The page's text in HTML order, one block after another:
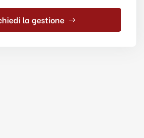
la gestione